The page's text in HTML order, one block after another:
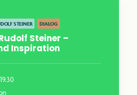
STEINER DIALOG
Steiner –
Inspiration